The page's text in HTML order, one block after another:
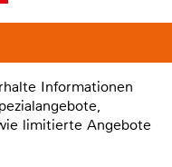
Informationen
limitierte Angebote